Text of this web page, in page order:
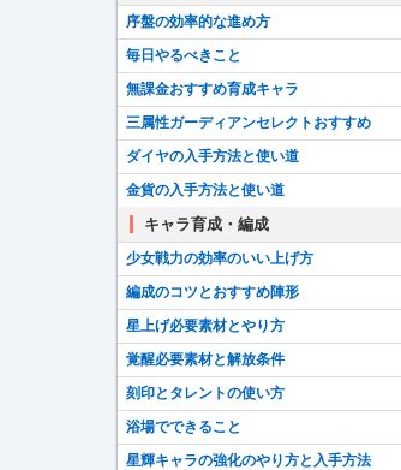
序盤の効率的な進め方
毎日やるべきこと
無課金おすすめ育成キャラ
三属性ガーディアンセレクトおすすめ
ダイヤの入手方法と使い道
金貨の入手方法と使い道
キャラ育成・編成
少女戦力の効率のいい上げ方
編成のコツとおすすめ陣形
星上げ必要素材とやり方
覚醒必要素材と解放条件
刻印とタレントの使い方
浴場でできること
星輝キャラの強化のやり方と入手方法